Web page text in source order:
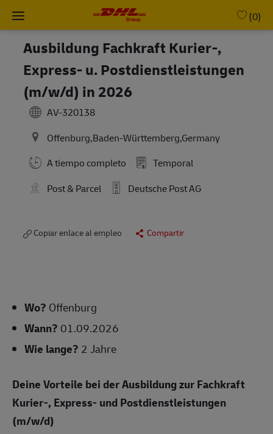
Skip to main content
(0)
Ausbildung Fachkraft Kurier-,
Express- u. Postdienstleistungen
(m/w/d) in 2026
AV-320138
Offenburg,Baden-Württemberg,Germany
A tiempo completo
Temporal
Post & Parcel
Deutsche Post AG
Copiar enlace al empleo Compartir
Wo? Offenburg
Wann? 01.09.2026
Wie lange? 2 Jahre
Deine Vorteile bei der Ausbildung zur Fachkraft
Kurier-, Express- und Postdienstleistungen
(m/w/d)